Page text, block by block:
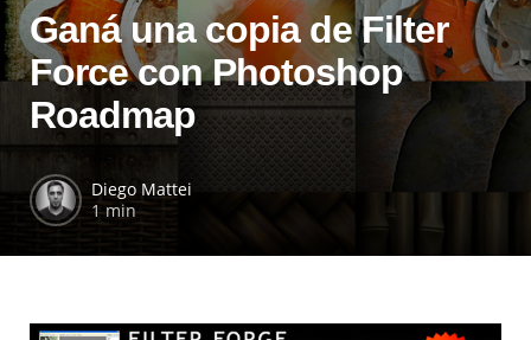
Ganá una copia de Filter
Force con Photoshop
Roadmap
Diego Mattei
1 min